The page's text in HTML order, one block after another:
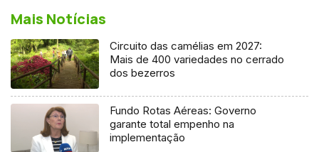
Mais Notícias
Circuito das camélias em 2027:
Mais de 400 variedades no cerrado
dos bezerros
Fundo Rotas Aéreas: Governo
garante total empenho na
implementação